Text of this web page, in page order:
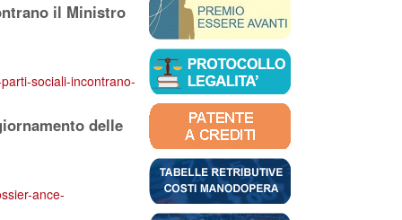
il Ministro
sociali-incontrano-
delle
ance-